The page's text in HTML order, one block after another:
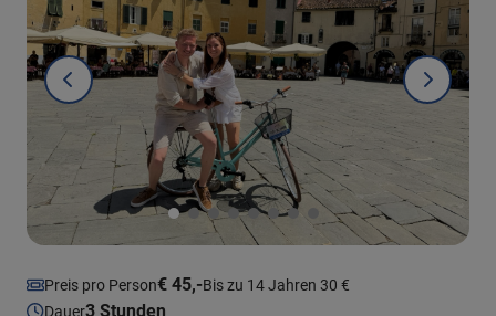
Preis pro Person€ 45,-Bis zu 14 Jahren 30 €
Dauer3 Stunden